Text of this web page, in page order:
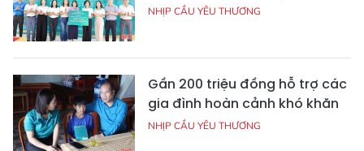
NHỊP CẦU YÊU THƯƠNG
Gần 200 triệu đồng hỗ trợ các
gia đình hoàn cảnh khó khăn
NHỊP CẦU YÊU THƯƠNG